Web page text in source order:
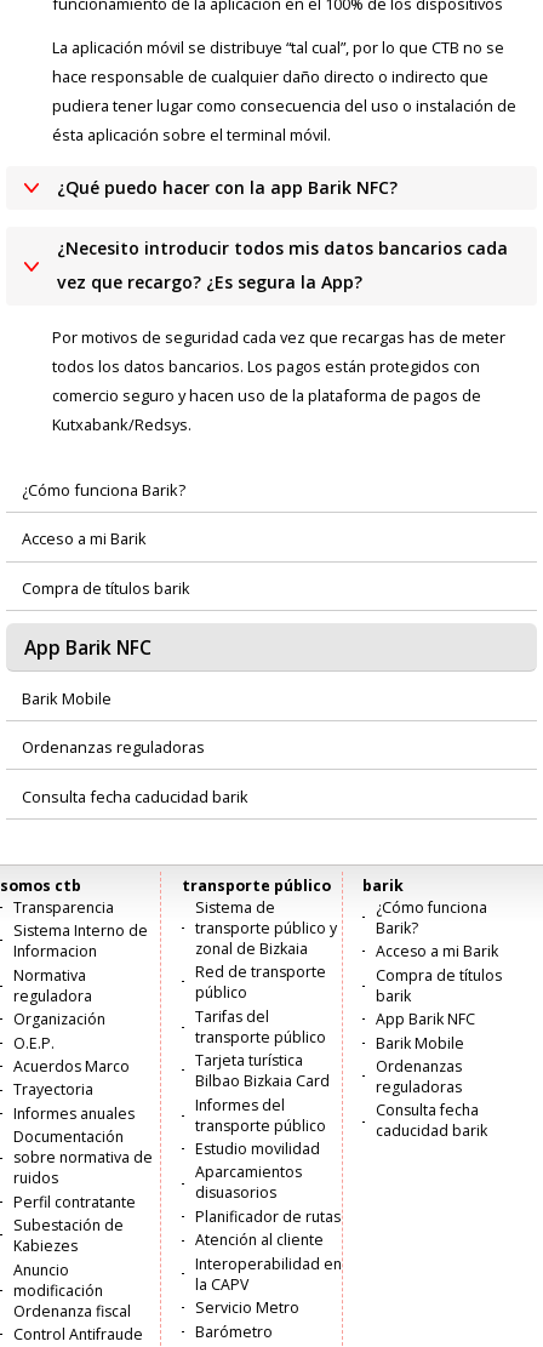
La aplicación móvil se distribuye “tal cual”, por lo que CTB no se
hace responsable de cualquier daño directo o indirecto que
pudiera tener lugar como consecuencia del uso o instalación de
ésta aplicación sobre el terminal móvil.
¿Qué puedo hacer con la app Barik NFC?
¿Necesito introducir todos mis datos bancarios cada
vez que recargo? ¿Es segura la App?
Por motivos de seguridad cada vez que recargas has de meter
todos los datos bancarios. Los pagos están protegidos con
comercio seguro y hacen uso de la plataforma de pagos de
Kutxabank/Redsys.
Menú
principal
¿Cómo funciona Barik?
Acceso a mi Barik
Compra de títulos barik
App Barik NFC
Barik Mobile
Ordenanzas reguladoras
Consulta fecha caducidad barik
Menú
principal
somos ctb
Transparencia
Sistema Interno de
Informacion
Normativa
reguladora
Organización
O.E.P.
Acuerdos Marco
Trayectoria
Informes anuales
Documentación
sobre normativa de
ruidos
Perfil contratante
Subestación de
Kabiezes
Anuncio
modificación
Ordenanza fiscal
Control Antifraude
transporte público
Sistema de
transporte público y
zonal de Bizkaia
Red de transporte
público
Tarifas del
transporte público
Tarjeta turística
Bilbao Bizkaia Card
Informes del
transporte público
Estudio movilidad
Aparcamientos
disuasorios
Planificador de rutas
Atención al cliente
Interoperabilidad en
la CAPV
Servicio Metro
Barómetro
barik
¿Cómo funciona
Barik?
Acceso a mi Barik
Compra de títulos
barik
App Barik NFC
Barik Mobile
Ordenanzas
reguladoras
Consulta fecha
caducidad barik